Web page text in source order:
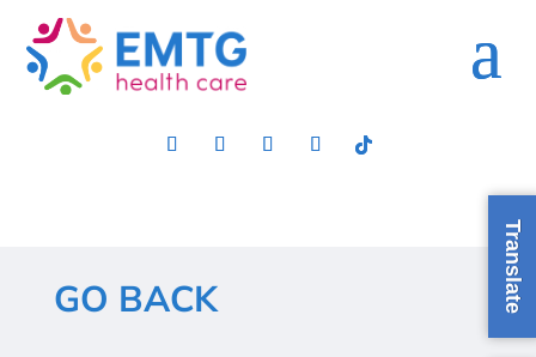
GO BACK Translate